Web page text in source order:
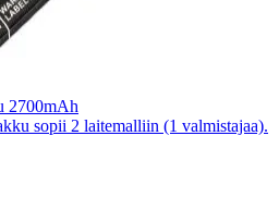
2700mAh
sopii 2 laitemalliin (1 valmistajaa).